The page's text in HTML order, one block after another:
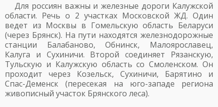
Для россиян важны и железные дороги Калужской
области. Речь о 2 участках Московской ЖД. Один
ведет из Москвы в Гомельскую область Беларуси
(через Брянск). На пути находятся железнодорожные
станции Балабаново, Обнинск, Малоярославец,
Калуга и Сухиничи. Второй соединяет Рязанскую,
Тульскую и Калужскую область со Смоленском. Он
проходит через Козельск, Сухиничи, Барятино и
Спас-Деменск (пересекая на юго-западе региона
живописный участок Брянского леса).